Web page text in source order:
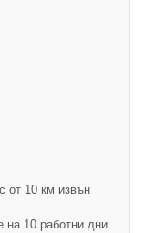
от 10 км извън
на 10 работни дни